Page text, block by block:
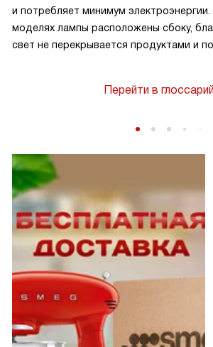
и потребляет минимум
моделях лампы расположены сбоку,
свет не перекрывается продуктами и
Перейти в глоссарий